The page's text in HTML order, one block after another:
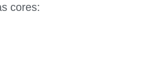
cores: